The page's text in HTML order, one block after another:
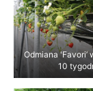
Odmiana 'Favori’
10